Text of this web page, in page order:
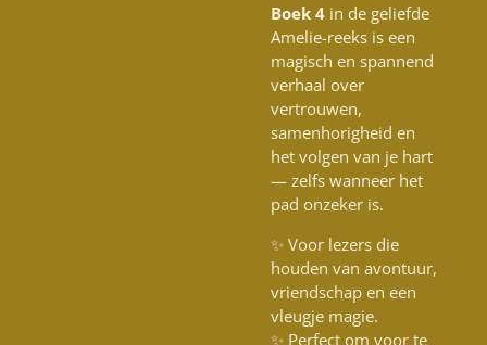
Boek 4 in de geliefde
Amelie-reeks is een
magisch en spannend
verhaal over
vertrouwen,
samenhorigheid en
het volgen van je hart
— zelfs wanneer het
pad onzeker is.
✨ Voor lezers die
houden van avontuur,
vriendschap en een
vleugje magie.
✨ Perfect om voor te